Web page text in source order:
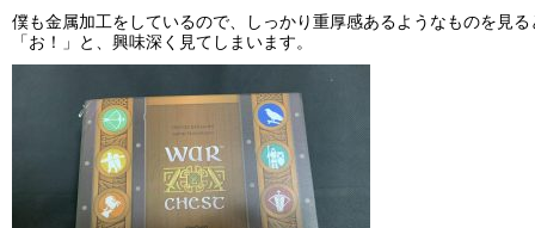
僕も金属加工をしているので、しっかり重厚感あるようなものを見る
「お！」と、興味深く見てしまいます。